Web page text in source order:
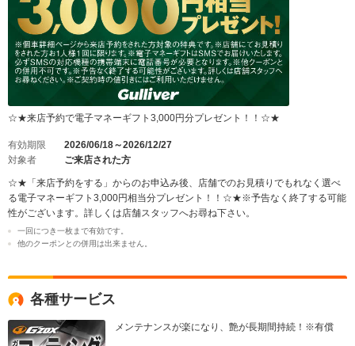
☆★来店予約で電子マネーギフト3,000円分プレゼント！！☆★
有効期限
2026/06/18～2026/12/27
対象者
ご来店された方
☆★「来店予約をする」からのお申込み後、店舗でのお見積りでもれなく選べ
る電子マネーギフト3,000円相当分プレゼント！！☆★※予告なく終了する可能
性がございます。詳しくは店舗スタッフへお尋ね下さい。
一回につき一枚まで有効です。
他のクーポンとの併用は出来ません。
各種サービス
メンテナンスが楽になり、艶が長期間持続！※有償